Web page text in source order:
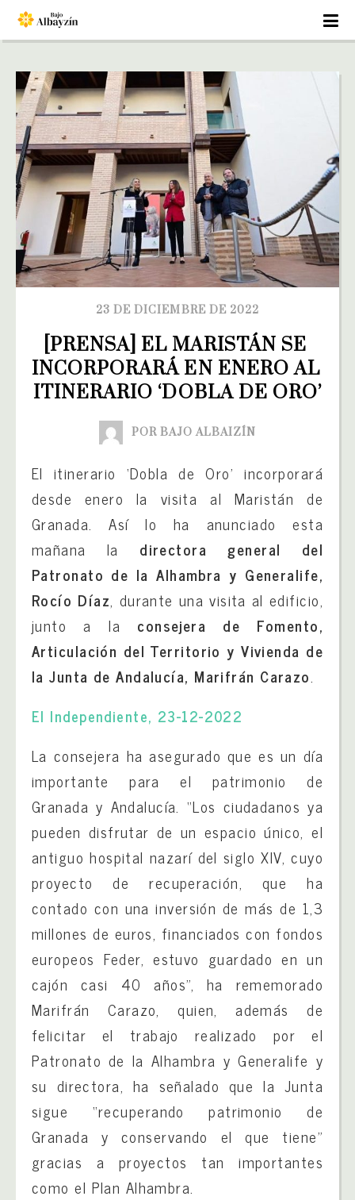
23 DE DICIEMBRE DE 2022
[PRENSA] EL MARISTÁN SE
INCORPORARÁ EN ENERO AL
ITINERARIO ‘DOBLA DE ORO’
POR BAJO ALBAIZÍN
El itinerario ‘Dobla de Oro’ incorporará
desde enero la visita al Maristán de
Granada. Así lo ha anunciado esta
mañana la directora general del
Patronato de la Alhambra y Generalife,
Rocío Díaz, durante una visita al edificio,
junto a la consejera de Fomento,
Articulación del Territorio y Vivienda de
la Junta de Andalucía, Marifrán Carazo.
El Independiente, 23-12-2022
La consejera ha asegurado que es un día
importante para el patrimonio de
Granada y Andalucía. “Los ciudadanos ya
pueden disfrutar de un espacio único, el
antiguo hospital nazarí del siglo XIV, cuyo
proyecto de recuperación, que ha
contado con una inversión de más de 1,3
millones de euros, financiados con fondos
europeos Feder, estuvo guardado en un
cajón casi 40 años”, ha rememorado
Marifrán Carazo, quien, además de
felicitar el trabajo realizado por el
Patronato de la Alhambra y Generalife y
su directora, ha señalado que la Junta
sigue “recuperando patrimonio de
Granada y conservando el que tiene”
gracias a proyectos tan importantes
como el Plan Alhambra.